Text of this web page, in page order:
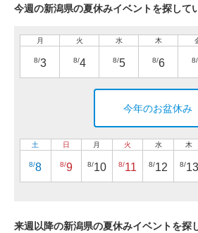
今週の新潟県の夏休みイベントを探して
月
8/3
火
8/4
水
8/5
木
8/6 8/
今年のお盆休み
土
8/8
日
8/9
月
8/10
火
8/11
水
8/12
木
8/13
来週以降の新潟県の夏休みイベントを探